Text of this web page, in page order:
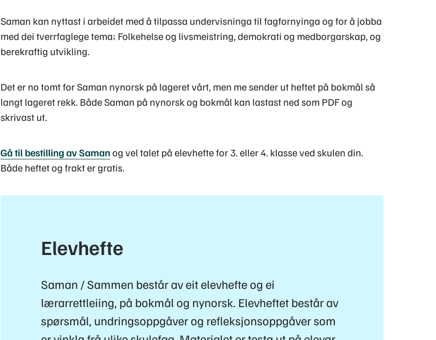
Saman kan nyttast i arbeidet med å tilpassa undervisninga til fagfornyinga og for å jobba
med dei tverrfaglege tema; Folkehelse og livsmeistring, demokrati og medborgarskap, og
berekraftig utvikling.
Det er no tomt for Saman nynorsk på lageret vårt, men me sender ut heftet på bokmål så
langt lageret rekk. Både Saman på nynorsk og bokmål kan lastast ned som PDF og
skrivast ut.
Gå til bestilling av Samanog vel talet på elevhefte for 3. eller 4. klasse ved skulen din.
Både heftet og frakt er gratis.
Elevhefte
Saman / Sammen består av eit elevhefte og ei
lærarrettleiing, på bokmål og nynorsk. Elevheftet består av
spørsmål, undringsoppgåver og refleksjonsoppgåver som